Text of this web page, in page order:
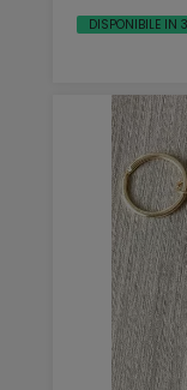
DISPONIBILE IN